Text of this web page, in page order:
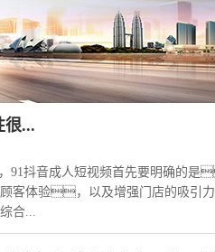
很...
91抖音成人短视频首先要明确的
客体验，以及增强门店的吸
合...